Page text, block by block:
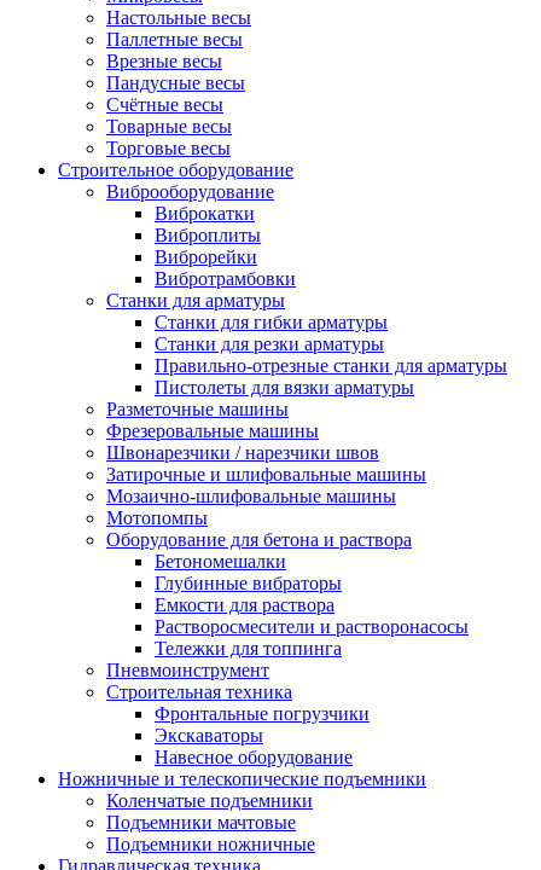
Настольные весы
Паллетные весы
Врезные весы
Пандусные весы
Счётные весы
Товарные весы
Торговые весы
Строительное оборудование
Виброоборудование
Виброкатки
Виброплиты
Виброрейки
Вибротрамбовки
Станки для арматуры
Станки для гибки арматуры
Станки для резки арматуры
Правильно-отрезные станки для арматуры
Пистолеты для вязки арматуры
Разметочные машины
Фрезеровальные машины
Швонарезчики / нарезчики швов
Затирочные и шлифовальные машины
Мозаично-шлифовальные машины
Мотопомпы
Оборудование для бетона и раствора
Бетономешалки
Глубинные вибраторы
Емкости для раствора
Растворосмесители и растворонасосы
Тележки для топпинга
Пневмоинструмент
Строительная техника
Фронтальные погрузчики
Экскаваторы
Навесное оборудование
Ножничные и телескопические подъемники
Коленчатые подъемники
Подъемники мачтовые
Подъемники ножничные
Гидравлическая техника